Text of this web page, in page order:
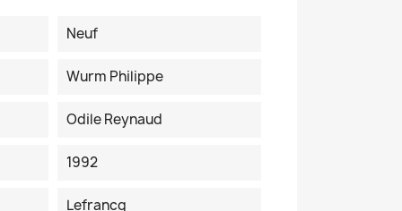
Neuf
Wurm Philippe
Odile Reynaud
1992
Lefrancq